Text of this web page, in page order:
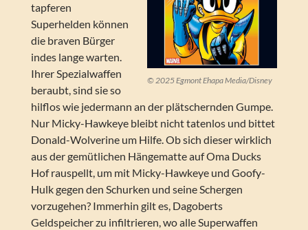
© 2025 Egmont Ehapa Media/Disney
tapferen
Superhelden können
die braven Bürger
indes lange warten.
Ihrer Spezialwaffen
beraubt, sind sie so
hilflos wie jedermann an der plätschernden Gumpe.
Nur Micky-Hawkeye bleibt nicht tatenlos und bittet
Donald-Wolverine um Hilfe. Ob sich dieser wirklich
aus der gemütlichen Hängematte auf Oma Ducks
Hof rauspellt, um mit Micky-Hawkeye und Goofy-
Hulk gegen den Schurken und seine Schergen
vorzugehen? Immerhin gilt es, Dagoberts
Geldspeicher zu infiltrieren, wo alle Superwaffen